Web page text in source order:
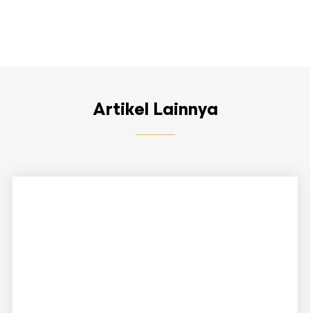
Artikel Lainnya